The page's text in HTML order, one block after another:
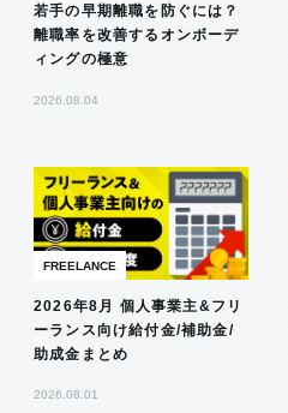
若手の早期離職を防ぐには？
離職率を改善するオンボーデ
ィングの極意
2026.08.04
FREELANCE
2026年8月 個人事業主&フリ
ーランス向け給付金/補助金/
助成金まとめ
2026.08.01